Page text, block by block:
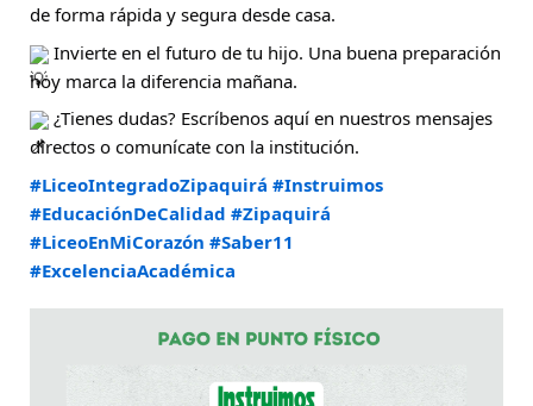
de forma rápida y segura desde casa.
Invierte en el futuro de tu hijo. Una buena preparación
hoy marca la diferencia mañana.
¿Tienes dudas? Escríbenos aquí en nuestros mensajes
directos o comunícate con la institución.
#LiceoIntegradoZipaquirá #Instruimos
#EducaciónDeCalidad #Zipaquirá
#LiceoEnMiCorazón #Saber11
#ExcelenciaAcadémica